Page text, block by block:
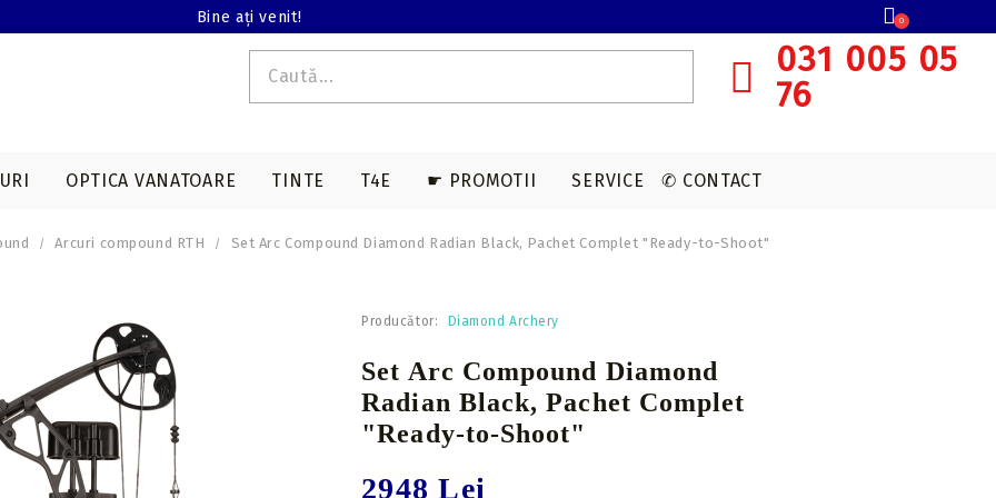
Bine ați venit!
031 005 05
76
0
Varfuri vanatoare
Varfuri tir sportiv
Nock-uri sageti
Nock-uri luminoase
sageti arbaleta
Corzi & cabluri
compound
Corzi recurve
Lunete cu magnificare
Accesorii sistem ochire
OPTICA VANATOARE TINTE T4E ☛ PROMOTII SERVICE ✆ CONTACT
Arcuri compound RTH Set Arc Compound Diamond Radian Black, Pachet Complet "Ready-to-Shoot"
Producător: Diamond Archery
Set Arc Compound Diamond
Radian Black, Pachet Complet
"Ready-to-Shoot"
2948 Lei